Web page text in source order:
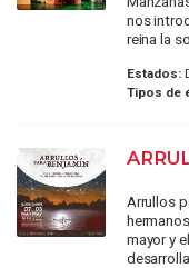
nos
reina la
Estados:
Tipos de
Arrullos
mayor y